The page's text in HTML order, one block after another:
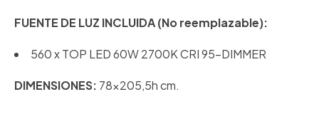
FUENTE DE LUZ INCLUIDA (No reemplazable):
560 x TOP LED 60W 2700K CRI 95-DIMMER
DIMENSIONES: 78x205,5h cm.